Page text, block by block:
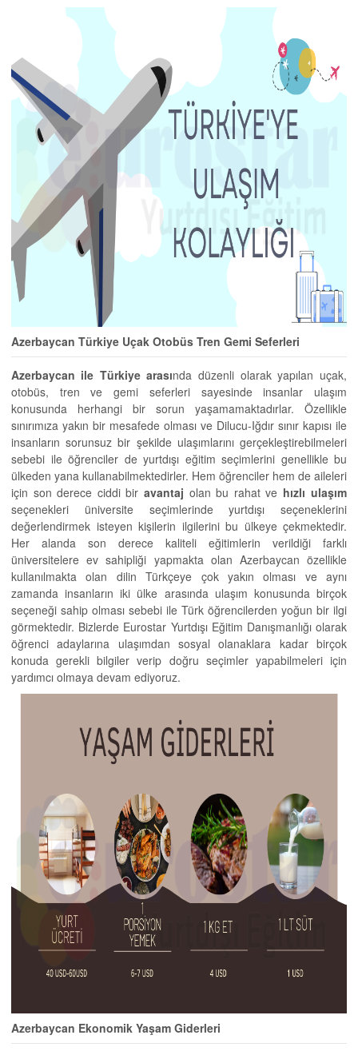
Azerbaycan Türkiye Uçak Otobüs Tren Gemi Seferleri
Azerbaycan ile Türkiye arasında düzenli olarak yapılan uçak,
otobüs, tren ve gemi seferleri sayesinde insanlar ulaşım
konusunda herhangi bir sorun yaşamamaktadırlar. Özellikle
sınırımıza yakın bir mesafede olması ve Dilucu-Iğdır sınır kapısı ile
insanların sorunsuz bir şekilde ulaşımlarını gerçekleştirebilmeleri
sebebi ile öğrenciler de yurtdışı eğitim seçimlerini genellikle bu
ülkeden yana kullanabilmektedirler. Hem öğrenciler hem de aileleri
için son derece ciddi bir avantaj olan bu rahat ve hızlı ulaşım
seçenekleri üniversite seçimlerinde yurtdışı seçeneklerini
değerlendirmek isteyen kişilerin ilgilerini bu ülkeye çekmektedir.
Her alanda son derece kaliteli eğitimlerin verildiği farklı
üniversitelere ev sahipliği yapmakta olan Azerbaycan özellikle
kullanılmakta olan dilin Türkçeye çok yakın olması ve aynı
zamanda insanların iki ülke arasında ulaşım konusunda birçok
seçeneği sahip olması sebebi ile Türk öğrencilerden yoğun bir ilgi
görmektedir. Bizlerde Eurostar Yurtdışı Eğitim Danışmanlığı olarak
öğrenci adaylarına ulaşımdan sosyal olanaklara kadar birçok
konuda gerekli bilgiler verip doğru seçimler yapabilmeleri için
yardımcı olmaya devam ediyoruz.
Azerbaycan Ekonomik Yaşam Giderleri